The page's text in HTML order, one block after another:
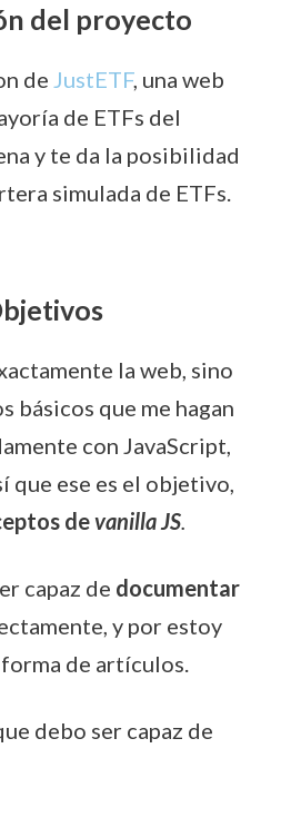
del proyecto
de JustETF, una web
de ETFs del
y te da la posibilidad
simulada de ETFs.
la web, sino
básicos que me hagan
con JavaScript,
que ese es el objetivo,
devanilla JS.
capaz de documentar
y por estoy
de artículos.
debo ser capaz de